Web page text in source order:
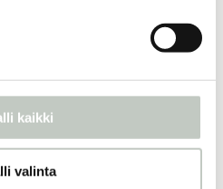
kaikki
valinta